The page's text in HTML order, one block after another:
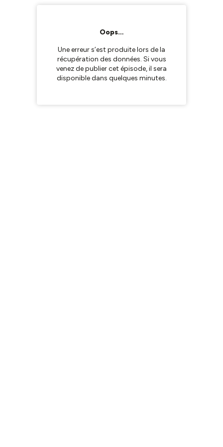
Oops…
Une erreur s’est produite lors de la
récupération des données. Si vous
venez de publier cet épisode, il sera
disponible dans quelques minutes.